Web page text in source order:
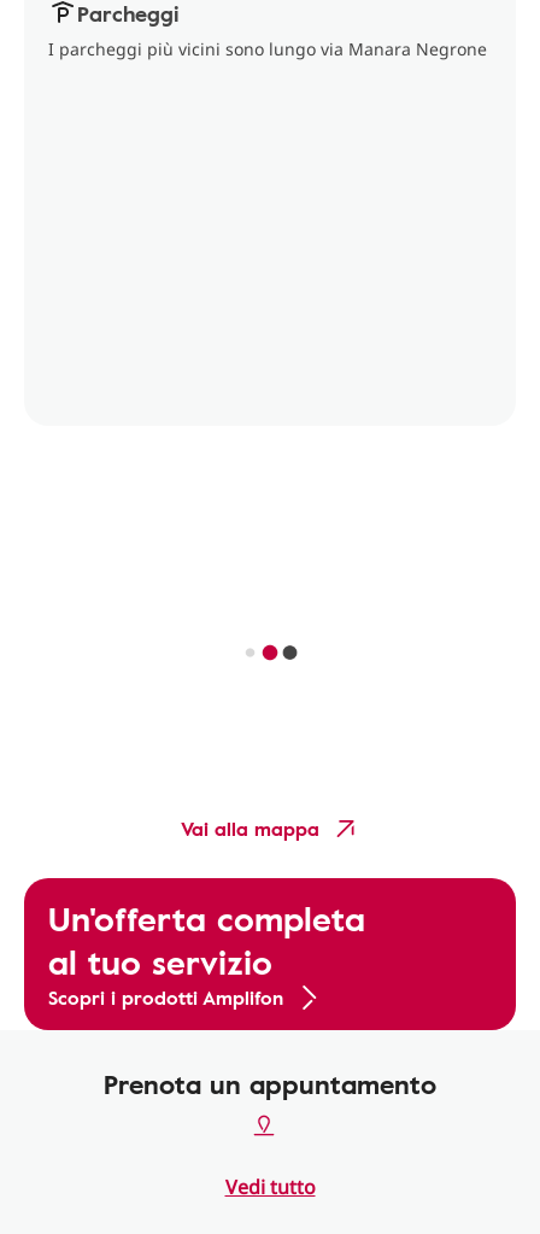
Parcheggi
I parcheggi più vicini sono lungo via Manara Negrone
Vai alla mappa
Un'offerta completa
al tuo servizio
Scopri i prodotti Amplifon
Prenota un appuntamento
Vedi tutto